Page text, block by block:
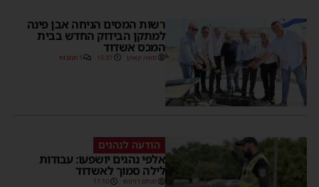
רשות המסים הניחה אבן פינה
למתקן הבידוק החדש בבית
המכס אשדוד
משה קאהן 15:37 1 תגובות
הודעה לנהגים
אלפי נהגים יושפעו: עבודות
לילה סמוך לאשדוד
מנחם דויטש 11:10